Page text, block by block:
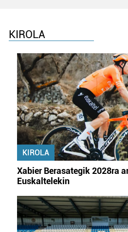
KIROLA
KIROLA
Xabier Berasategik 2028ra
Euskaltelekin